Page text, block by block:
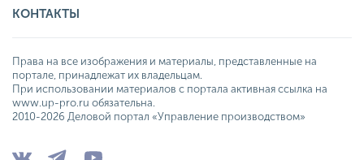
КОНТАКТЫ
Права на все изображения и материалы, представленные на
портале, принадлежат их владельцам.
При использовании материалов с портала активная ссылка на
www.up-pro.ru обязательна.
2010-2026 Деловой портал «Управление производством»